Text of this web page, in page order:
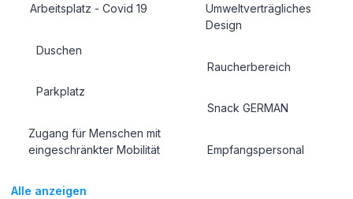
Arbeitsplatz - Covid 19
Duschen
Parkplatz
Zugang für Menschen mit
eingeschränkter Mobilität
Umweltverträgliches
Design
Raucherbereich
Snack GERMAN
Empfangspersonal
Alle anzeigen